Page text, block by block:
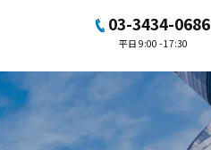
03-3434-0686
平日 9:00 - 17:30